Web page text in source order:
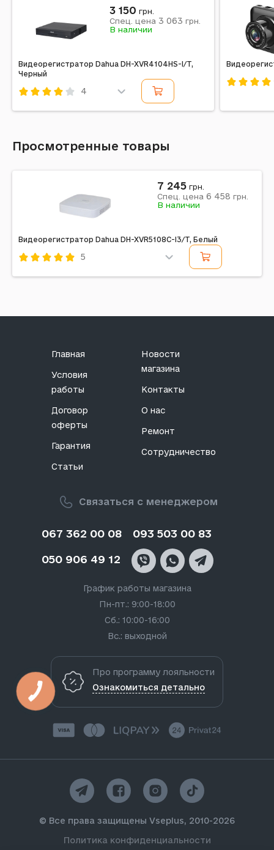
Видеорегистратор Dahua DH-XVR4104HS-I/T,
Черный
4
3 150 грн.
Спец. цена 3 063 грн.
В наличии
Просмотренные товары
Видеорегистратор Dahua DH-XVR5108C-I3/T, Белый
5
7 245 грн.
Спец. цена 6 458 грн.
В наличии
Связаться с менеджером
067 362 00 08 093 503 00 83
050 906 49 12
График работы магазина
Пн-пт.: 9:00-18:00
Сб.: 10:00-16:00
Вс.: выходной
Главная
Условия
работы
Договор
оферты
Гарантия
Статьи
Новости
магазина
Контакты
О нас
Ремонт
Сотрудничество
Про программу лояльности
Ознакомиться детально
© Все права защищены Vseplus, 2010-2026
Политика конфиденциальности